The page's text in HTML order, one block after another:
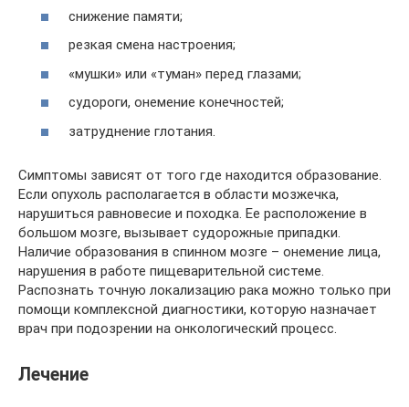
снижение памяти;
резкая смена настроения;
«мушки» или «туман» перед глазами;
судороги, онемение конечностей;
затруднение глотания.
Симптомы зависят от того где находится образование.
Если опухоль располагается в области мозжечка,
нарушиться равновесие и походка. Ее расположение в
большом мозге, вызывает судорожные припадки.
Наличие образования в спинном мозге – онемение лица,
нарушения в работе пищеварительной системе.
Распознать точную локализацию рака можно только при
помощи комплексной диагностики, которую назначает
врач при подозрении на онкологический процесс.
Лечение